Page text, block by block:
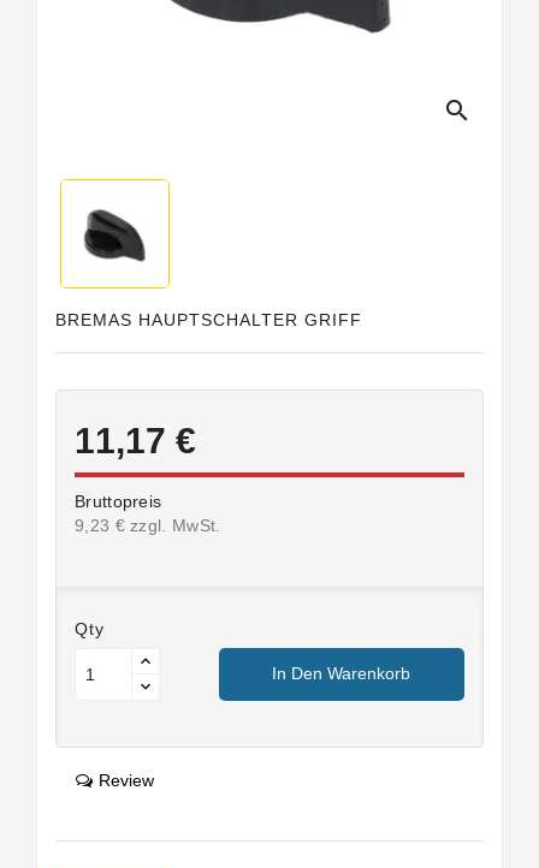
search
BREMAS HAUPTSCHALTER GRIFF
11,17 €
Bruttopreis
9,23 € zzgl. MwSt.
Qty
In Den Warenkorb
Review